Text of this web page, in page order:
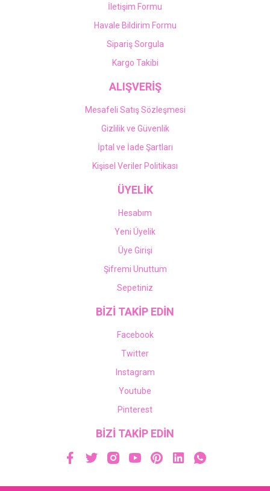
İletişim Formu
Havale Bildirim Formu
Sipariş Sorgula
Kargo Takibi
ALIŞVERİŞ
Mesafeli Satış Sözleşmesi
Gizlilik ve Güvenlik
İptal ve İade Şartları
Kişisel Veriler Politikası
ÜYELİK
Hesabım
Yeni Üyelik
Üye Girişi
Şifremi Unuttum
Sepetiniz
BİZİ TAKİP EDİN
Facebook
Twitter
Instagram
Youtube
Pinterest
BİZİ TAKİP EDİN